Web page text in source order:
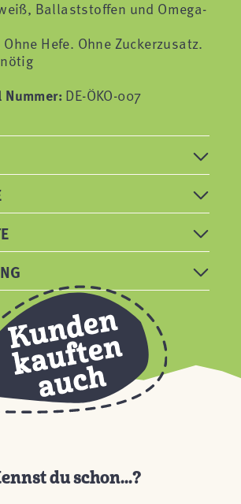
Ballaststoffen und Omega-
Hefe. Ohne Zuckerzusatz.
DE-ÖKO-007
du schon...?